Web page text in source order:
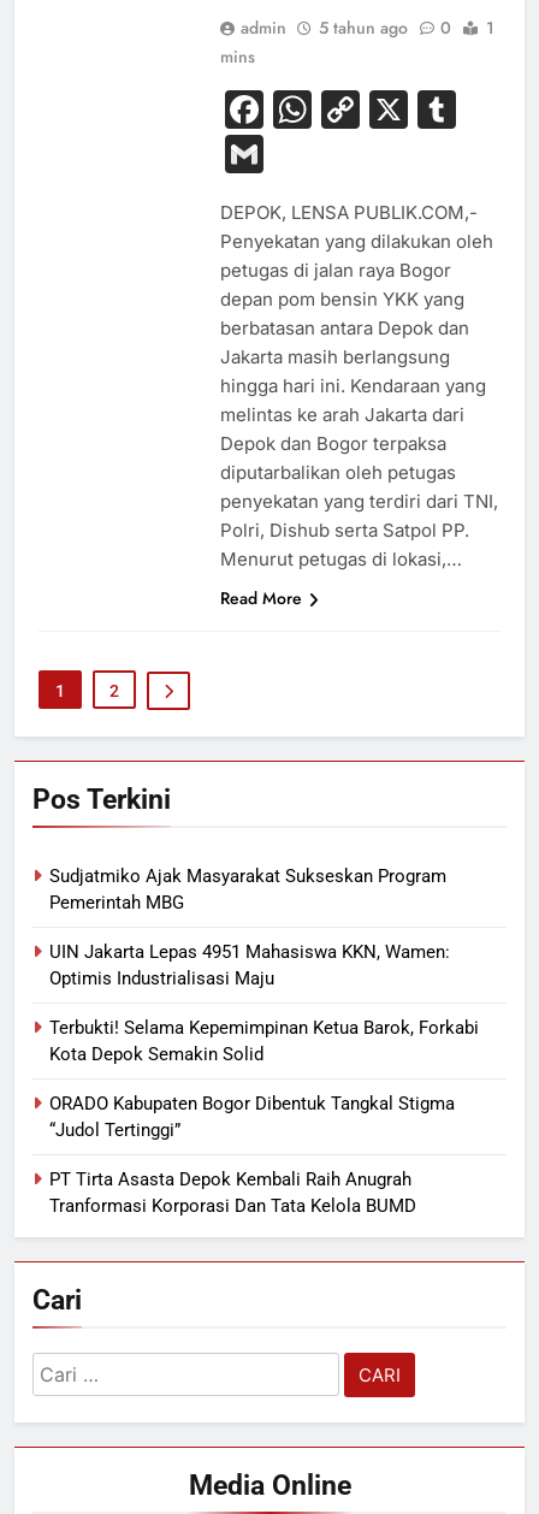
admin 5 tahun ago 0
1
mins
Facebook
WhatsApp
Copy
X
Gmail
DEPOK, LENSA PUBLIK.COM,-
Penyekatan yang dilakukan oleh
petugas di jalan raya Bogor
depan pom bensin YKK yang
berbatasan antara Depok dan
Jakarta masih berlangsung
hingga hari ini. Kendaraan yang
melintas ke arah Jakarta dari
Depok dan Bogor terpaksa
diputarbalikan oleh petugas
penyekatan yang terdiri dari TNI,
Polri, Dishub serta Satpol PP.
Menurut petugas di lokasi,…
Read More
1 2
Pos Terkini
Sudjatmiko Ajak Masyarakat Sukseskan Program
Pemerintah MBG
UIN Jakarta Lepas 4951 Mahasiswa KKN, Wamen:
Optimis Industrialisasi Maju
Terbukti! Selama Kepemimpinan Ketua Barok, Forkabi
Kota Depok Semakin Solid
ORADO Kabupaten Bogor Dibentuk Tangkal Stigma
“Judol Tertinggi”
PT Tirta Asasta Depok Kembali Raih Anugrah
Tranformasi Korporasi Dan Tata Kelola BUMD
Cari
Cari
untuk:
Media Online